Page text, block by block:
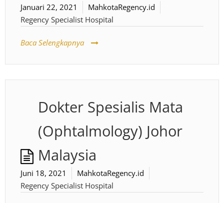
Januari 22, 2021
MahkotaRegency.id
Regency Specialist Hospital
Baca Selengkapnya
Dokter Spesialis Mata
(Ophtalmology) Johor
Malaysia
Juni 18, 2021
MahkotaRegency.id
Regency Specialist Hospital